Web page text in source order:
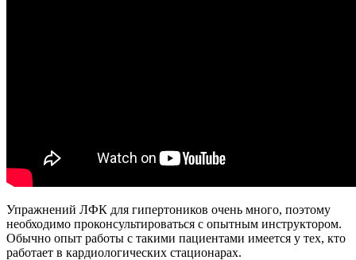
Упражнений ЛФК для гипертоников очень много, поэтому
необходимо проконсультироваться с опытным инструктором.
Обычно опыт работы с такими пациентами имеется у тех, кто
работает в кардиологических стационарах.